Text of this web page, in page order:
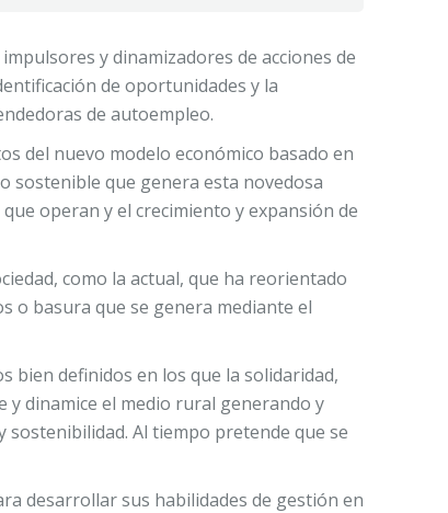
y dinamizadores de acciones de
de oportunidades y la
de autoempleo.
del nuevo modelo económico basado en
sostenible que genera esta novedosa
operan y el crecimiento y expansión de
como la actual, que ha reorientado
o basura que se genera mediante el
bien definidos en los que la solidaridad,
y dinamice el medio rural generando y
Al tiempo pretende que se
desarrollar sus habilidades de gestión en